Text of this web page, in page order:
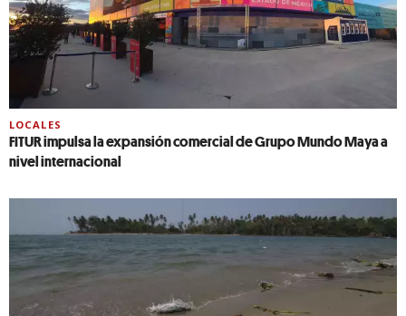
LOCALES
FITUR impulsa la expansión comercial de Grupo Mundo Maya a
nivel internacional